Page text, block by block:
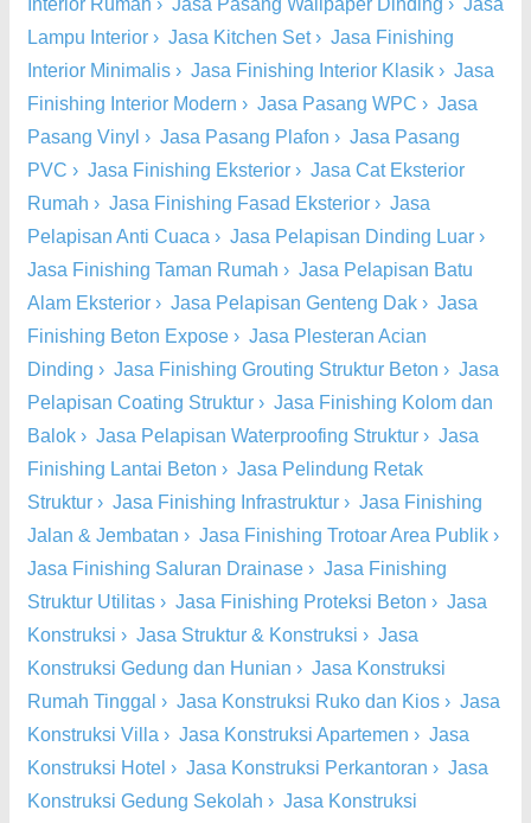
Interior Rumah › Jasa Pasang Wallpaper Dinding › Jasa
Lampu Interior › Jasa Kitchen Set› Jasa Finishing
Interior Minimalis › Jasa Finishing Interior Klasik › Jasa
Finishing Interior Modern › Jasa Pasang WPC › Jasa
Pasang Vinyl › Jasa Pasang Plafon › Jasa Pasang
PVC › Jasa Finishing Eksterior › Jasa Cat Eksterior
Rumah › Jasa Finishing Fasad Eksterior › Jasa
Pelapisan Anti Cuaca › Jasa Pelapisan Dinding Luar ›
Jasa Finishing Taman Rumah › Jasa Pelapisan Batu
Alam Eksterior › Jasa Pelapisan Genteng Dak › Jasa
Finishing Beton Expose › Jasa Plesteran Acian
Dinding › Jasa Finishing Grouting Struktur Beton › Jasa
Pelapisan Coating Struktur › Jasa Finishing Kolom dan
Balok › Jasa Pelapisan Waterproofing Struktur › Jasa
Finishing Lantai Beton › Jasa Pelindung Retak
Struktur › Jasa Finishing Infrastruktur › Jasa Finishing
Jalan & Jembatan › Jasa Finishing Trotoar Area Publik ›
Jasa Finishing Saluran Drainase › Jasa Finishing
Struktur Utilitas › Jasa Finishing Proteksi Beton › Jasa
Konstruksi › Jasa Struktur & Konstruksi › Jasa
Konstruksi Gedung dan Hunian › Jasa Konstruksi
Rumah Tinggal › Jasa Konstruksi Ruko dan Kios › Jasa
Konstruksi Villa › Jasa Konstruksi Apartemen › Jasa
Konstruksi Hotel › Jasa Konstruksi Perkantoran › Jasa
Konstruksi Gedung Sekolah › Jasa Konstruksi